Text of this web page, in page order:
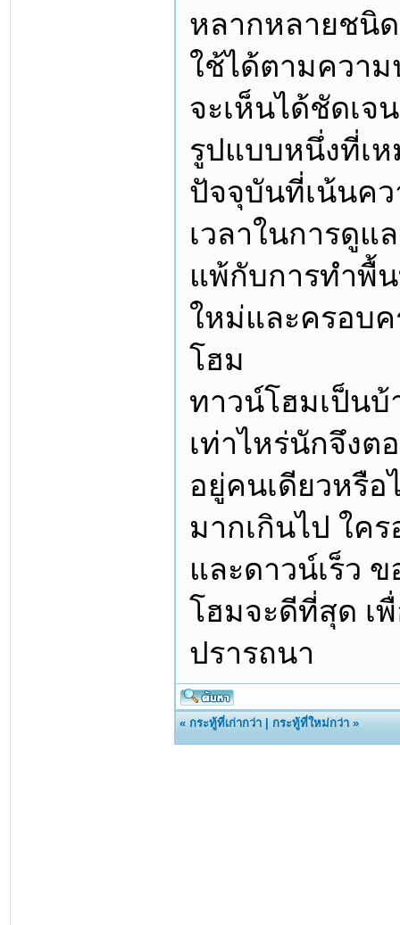
หลากหลายชนิ
ใช้ได้ตามความ
จะเห็นได้ชัดเจ
รูปแบบหนึ่งที่เ
ปัจจุบันที่เน้นค
เวลาในการดูแ
แพ้กับการทำพื้
ใหม่และครอบ
โฮม
ทาวน์โฮมเป็นบ้
เท่าไหร่นักจึง
อยู่คนเดียวหรือ
มากเกินไป ใค
และดาวน์เร็ว
โฮมจะดีที่สุด เ
ปรารถนา
«กระทู้ที่เก่ากว่า |กระทู้ที่ใหม่กว่า »